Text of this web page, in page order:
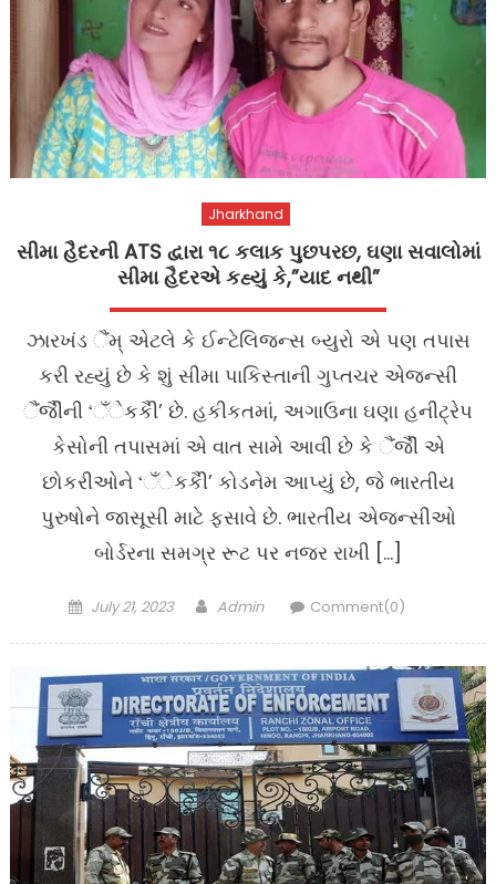
Jharkhand
સીમા હૈદરની ATS દ્વારા ૧૮ કલાક પુછપરછ, ઘણા સવાલોમાં
સીમા હૈદરએ કહ્યું કે,”યાદ નથી”
ઝારખંડ ૈંમ્ એટલે કે ઈન્ટેલિજન્સ બ્યુરો એ પણ તપાસ
કરી રહ્યું છે કે શું સીમા પાકિસ્તાની ગુપ્તચર એજન્સી
ૈંજીૈંની ‘ઁેકકૈી’ છે. હકીકતમાં, અગાઉના ઘણા હનીટ્રેપ
કેસોની તપાસમાં એ વાત સામે આવી છે કે ૈંજીૈં એ
છોકરીઓને ‘ઁેકકૈી’ કોડનેમ આપ્યું છે, જે ભારતીય
પુરુષોને જાસૂસી માટે ફસાવે છે. ભારતીય એજન્સીઓ
બોર્ડરના સમગ્ર રૂટ પર નજર રાખી […]
Posted
July 21, 2023 Author
Admin Comment(0)